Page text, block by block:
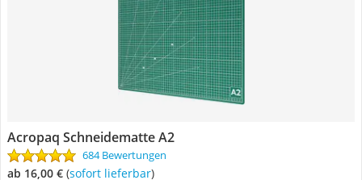
Acropaq Schneidematte A2
684 Bewertungen
ab 16,00 € ( Sofort lieferbar)